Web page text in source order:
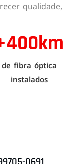
qualidade,
de fibra óptica
instalados